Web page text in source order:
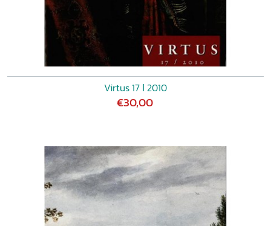
Virtus 17 ǀ 2010
€30,00